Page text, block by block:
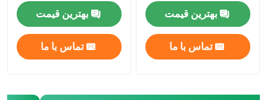
بهترین قیمت
تماس با ما
بهترین قیمت
تماس با ما